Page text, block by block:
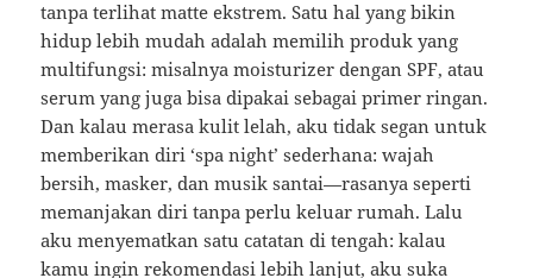
tanpa terlihat matte ekstrem. Satu hal yang bikin
hidup lebih mudah adalah memilih produk yang
multifungsi: misalnya moisturizer dengan SPF, atau
serum yang juga bisa dipakai sebagai primer ringan.
Dan kalau merasa kulit lelah, aku tidak segan untuk
memberikan diri ‘spa night’ sederhana: wajah
bersih, masker, dan musik santai—rasanya seperti
memanjakan diri tanpa perlu keluar rumah. Lalu
aku menyematkan satu catatan di tengah: kalau
kamu ingin rekomendasi lebih lanjut, aku suka